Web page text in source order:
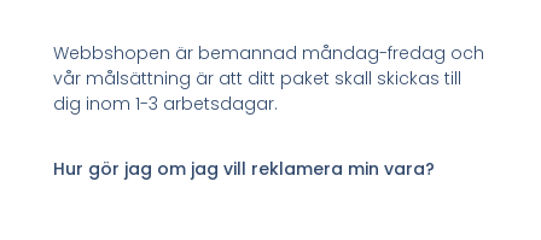
Webbshopen är bemannad måndag-fredag och
vår målsättning är att ditt paket skall skickas till
dig inom 1-3 arbetsdagar.
Hur gör jag om jag vill reklamera min vara?